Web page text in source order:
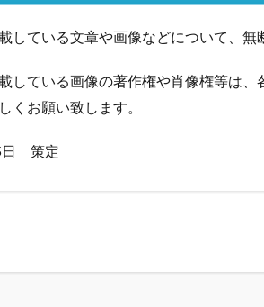
している文章や画像などについて、無
している画像の著作権や肖像権等は
くお願い致します。
日 策定